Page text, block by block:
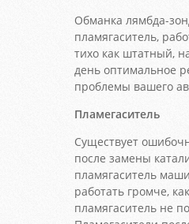
Обманка лямбда-
пламягаситель,
тихо как штатный,
день оптимальное
проблемы вашего
Пламегаситель
Существует
после замены
пламягаситель
работать громче,
пламягаситель не